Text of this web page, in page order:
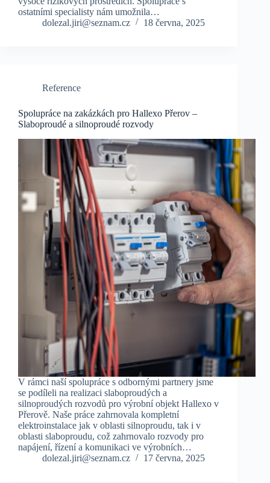
ostatními specialisty nám umožnila…
dolezal.jiri@seznam.cz
18 června, 2025
Reference
Spolupráce na zakázkách pro Hallexo Přerov –
Slaboproudé a silnoproudé rozvody
V rámci naší spolupráce s odbornými partnery jsme
se podíleli na realizaci slaboproudých a
silnoproudých rozvodů pro výrobní objekt Hallexo v
Přerově. Naše práce zahrnovala kompletní
elektroinstalace jak v oblasti silnoproudu, tak i v
oblasti slaboproudu, což zahrnovalo rozvody pro
napájení, řízení a komunikaci ve výrobních…
dolezal.jiri@seznam.cz
17 června, 2025